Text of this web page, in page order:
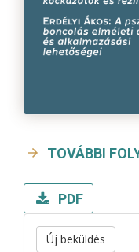
TOVÁBBI
PDF
Új beküldés